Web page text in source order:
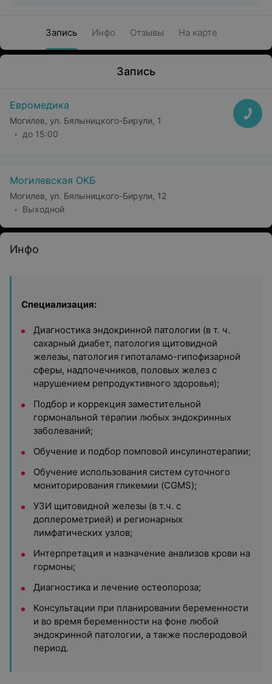
Запись Инфо Отзывы На карте
Запись
Евромедика
Могилев, ул. Бялыницкого-Бирули, 1
до 15:00
Могилевская ОКБ
Могилев, ул. Бялыницкого-Бирули, 12
Выходной
Инфо
Специализация:
Диагностика эндокринной патологии (в т. ч.
сахарный диабет, патология щитовидной
железы, патология гипоталамо-гипофизарной
сферы, надпочечников, половых желез с
нарушением репродуктивного здоровья);
Подбор и коррекция заместительной
гормональной терапии любых эндокринных
заболеваний;
Обучение и подбор помповой инсулинотерапии;
Обучение использования систем суточного
мониторирования гликемии (CGMS);
УЗИ щитовидной железы (в т.ч. с
доплерометрией) и регионарных
лимфатических узлов;
Интерпретация и назначение анализов крови на
гормоны;
Диагностика и лечение остеопороза;
Консультации при планировании беременности
и во время беременности на фоне любой
эндокринной патологии, а также послеродовой
период.